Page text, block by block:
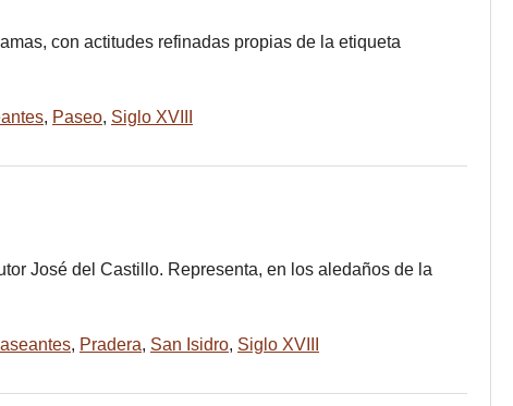
con actitudes refinadas propias de la etiqueta
, Paseo, Siglo XVIII
José del Castillo. Representa, en los aledaños de la
, Pradera, San Isidro, Siglo XVIII